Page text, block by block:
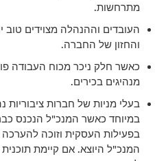
מתרחשות.
העובדים וההנהלה מצוידים
והחזון של החברה.
כאשר חלק ניכר מכוח העבודה
מנהיגים בכירים.
בעלי מניות של חברות ציבוריות
במיוחד כאשר המנכ"ל הנכנס
בפעילות העסקית וזוכה
המנכ"ל היוצא. אם קיימת